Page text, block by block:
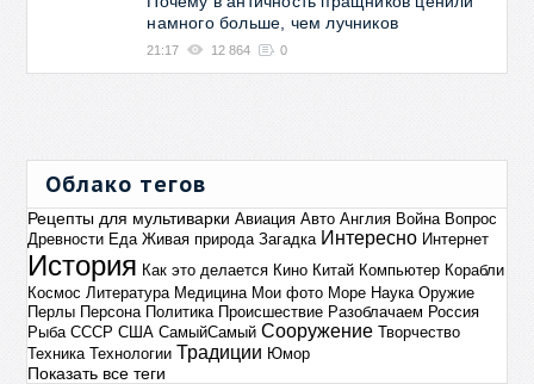
намного больше, чем лучников
21:17 12 864 0
Облако тегов
Рецепты для мультиварки Авиация Авто Англия Война Вопрос
Древности Еда Живая природа Загадка Интересно Интернет
История Как это делается Кино Китай Компьютер Корабли
Космос Литература Медицина Мои фото Море Наука Оружие
Перлы Персона Политика Происшествие Разоблачаем Россия
Рыба СССР США СамыйСамый Сооружение Творчество
Техника Технологии Традиции Юмор
Показать все теги